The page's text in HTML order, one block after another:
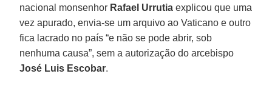
nacional monsenhor Rafael Urrutia explicou que uma
vez apurado, envia-se um arquivo ao Vaticano e outro
fica lacrado no país “e não se pode abrir, sob
nenhuma causa”, sem a autorização do arcebispo
José Luis Escobar.